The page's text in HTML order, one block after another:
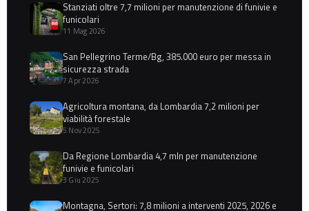
Stanziati oltre 7,7 milioni per manutenzione di funivie e
funicolari
11 Mag 2026
San Pellegrino Terme/Bg, 385.000 euro per messa in
sicurezza strada
7 Apr 2026
Agricoltura montana, da Lombardia 7,2 milioni per
viabilità forestale
5 Nov 2025
Da Regione Lombardia 4,7 mln per manutenzione
funivie e funicolari
3 Giu 2025
Montagna, Sertori: 7,8 milioni a interventi 2025, 2026 e